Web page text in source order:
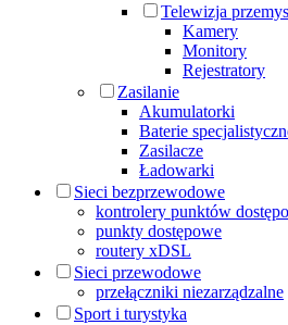
Telewizja
Kamery
Monitory
Rejestratory
Zasilanie
Akumulatorki
Baterie
Zasilacze
Ładowarki
Sieci bezprzewodowe
kontrolery punktów
punkty dostępowe
routery xDSL
Sieci przewodowe
przełączniki niezarządzalne
Sport i turystyka